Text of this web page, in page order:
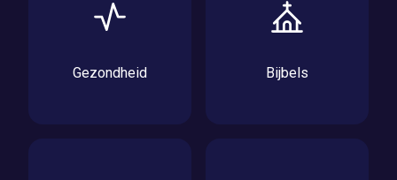
Gezondheid Bijbels